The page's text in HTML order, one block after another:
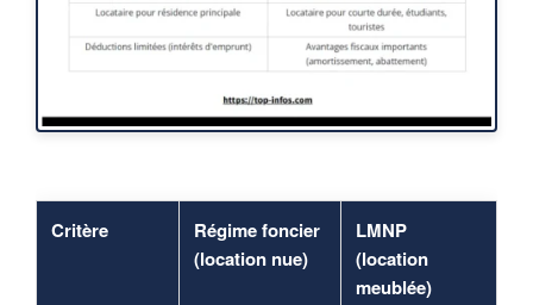
Critère
Régime foncier
(location nue)
LMNP
(location
meublée)